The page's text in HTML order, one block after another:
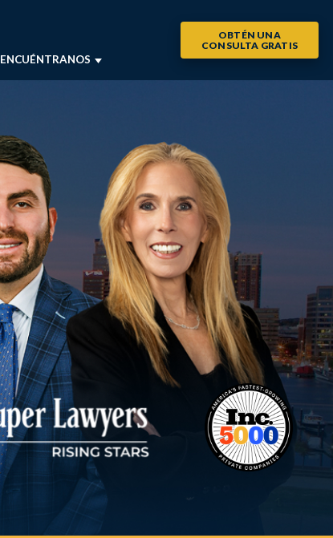
ENCUÉNTRANOS
OBTÉN UNA
CONSULTA GRATIS